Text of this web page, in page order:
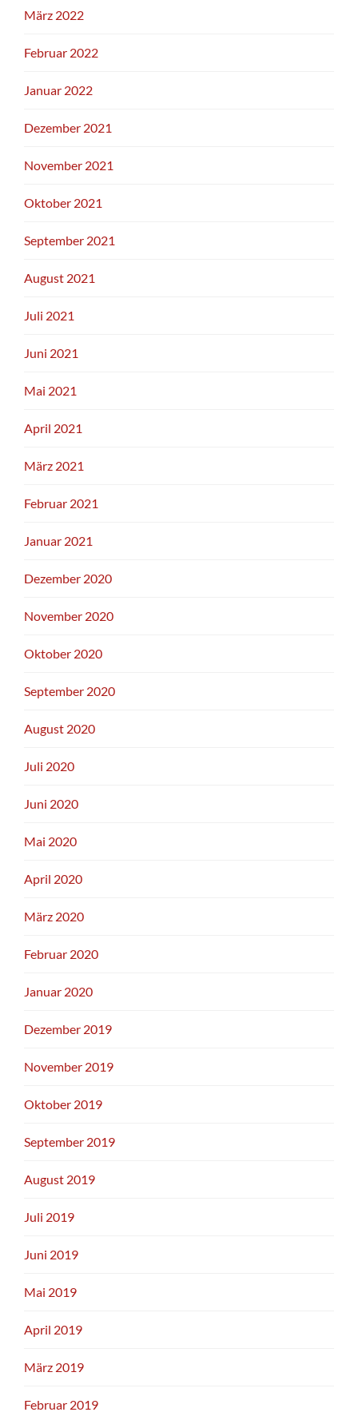
März 2022
Februar 2022
Januar 2022
Dezember 2021
November 2021
Oktober 2021
September 2021
August 2021
Juli 2021
Juni 2021
Mai 2021
April 2021
März 2021
Februar 2021
Januar 2021
Dezember 2020
November 2020
Oktober 2020
September 2020
August 2020
Juli 2020
Juni 2020
Mai 2020
April 2020
März 2020
Februar 2020
Januar 2020
Dezember 2019
November 2019
Oktober 2019
September 2019
August 2019
Juli 2019
Juni 2019
Mai 2019
April 2019
März 2019
Februar 2019